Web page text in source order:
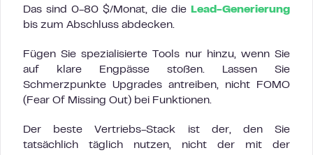
Das sind 0-80 $/Monat, die die
Lead-Generierung
bis zum Abschluss abdecken.
Fügen Sie spezialisierte Tools nur hinzu, wenn Sie
auf klare Engpässe stoßen. Lassen Sie
Schmerzpunkte Upgrades antreiben, nicht FOMO
(Fear Of Missing Out) bei Funktionen.
Der beste Vertriebs-Stack ist der, den Sie
tatsächlich täglich nutzen, nicht der mit der